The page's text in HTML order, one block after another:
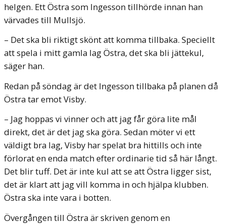
helgen. Ett Östra som Ingesson tillhörde innan han
värvades till Mullsjö.
– Det ska bli riktigt skönt att komma tillbaka. Speciellt
att spela i mitt gamla lag Östra, det ska bli jättekul,
säger han.
Redan på söndag är det Ingesson tillbaka på planen då
Östra tar emot Visby.
– Jag hoppas vi vinner och att jag får göra lite mål
direkt, det är det jag ska göra. Sedan möter vi ett
väldigt bra lag, Visby har spelat bra hittills och inte
förlorat en enda match efter ordinarie tid så här långt.
Det blir tuff. Det är inte kul att se att Östra ligger sist,
det är klart att jag vill komma in och hjälpa klubben.
Östra ska inte vara i botten.
Övergången till Östra är skriven genom en